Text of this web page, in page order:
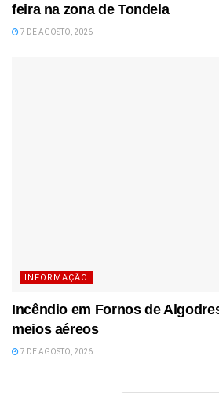
feira na zona de Tondela
7 DE AGOSTO, 2026
INFORMAÇÃO
Incêndio em Fornos de
meios aéreos
7 DE AGOSTO, 2026